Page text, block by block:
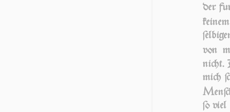
der
von
nicht.
mich
M
ſo